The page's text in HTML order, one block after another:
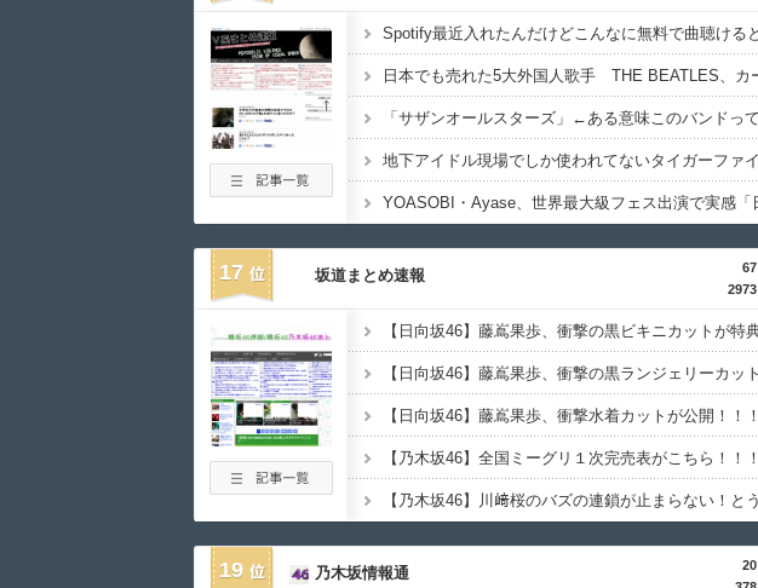
17
67
2973
坂道まとめ速報
【日向坂46】藤嶌果歩、衝撃水着カットが公開！！！
【乃木坂46】全国ミーグリ１次完売表がこちら！！！
19
20
乃木坂情報通